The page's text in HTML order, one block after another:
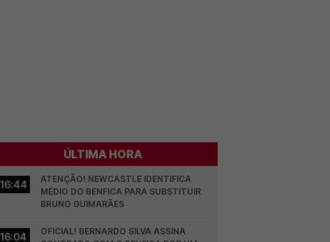
ÚLTIMA HORA
16:44
ATENÇÃO! NEWCASTLE IDENTIFICA
MÉDIO DO BENFICA PARA SUBSTITUIR
BRUNO GUIMARÃES
16:04
OFICIAL! BERNARDO SILVA ASSINA